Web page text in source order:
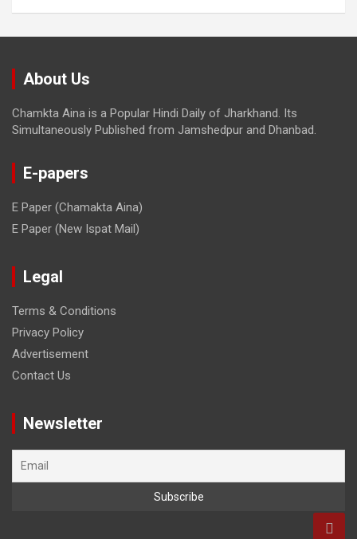
About Us
Chamkta Aina is a Popular Hindi Daily of Jharkhand. Its
Simultaneously Published from Jamshedpur and Dhanbad.
E-papers
E Paper (Chamakta Aina)
E Paper (New Ispat Mail)
Legal
Terms & Conditions
Privacy Policy
Advertisement
Contact Us
Newsletter